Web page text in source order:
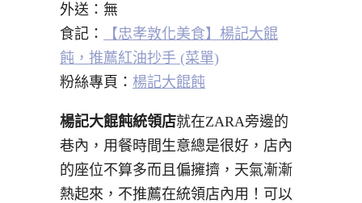
外送：無
食記：
【忠孝敦化美食】楊記大餛
飩，推薦紅油抄手 (菜單)
粉絲專頁： 楊記大餛飩
楊記大餛飩統領店就在ZARA旁邊的
巷內，用餐時間生意總是很好，店內
的座位不算多而且偏擁擠，天氣漸漸
熱起來，不推薦在統領店內用！可以